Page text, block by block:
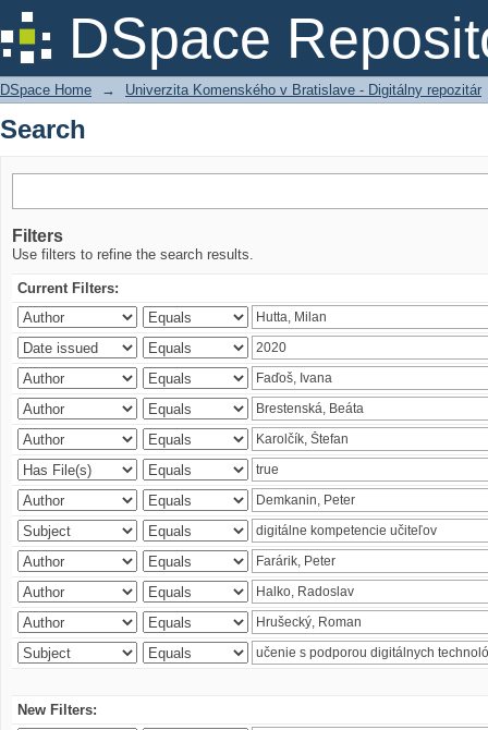
DSpace
Search
DSpace Home → Univerzita Komenského v Bratislave - Digitálny repozitár
Search
Filters
Use filters to refine the search results.
Current Filters:
New Filters: